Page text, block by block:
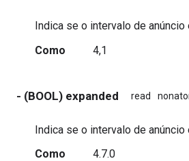
Indica se o intervalo de
Como
4,1
- (BOOL) expanded read
Indica se o intervalo de anúncio
Como
4.7.0